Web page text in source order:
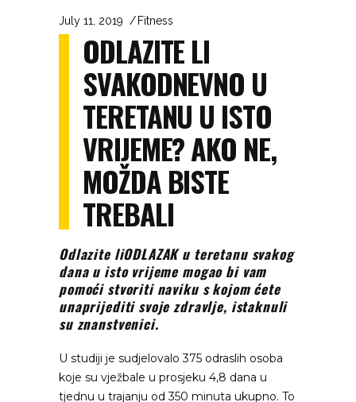
July 11, 2019 Fitness
ODLAZITE LI
SVAKODNEVNO U
TERETANU U ISTO
VRIJEME? AKO NE,
MOŽDA BISTE
TREBALI
Odlazite liODLAZAK u teretanu svakog
dana u isto vrijeme mogao bi vam
pomoći stvoriti naviku s kojom ćete
unaprijediti svoje zdravlje, istaknuli
su znanstvenici.
U studiji je sudjelovalo 375 odraslih osoba
koje su vježbale u prosjeku 4,8 dana u
tjednu u trajanju od 350 minuta ukupno. To